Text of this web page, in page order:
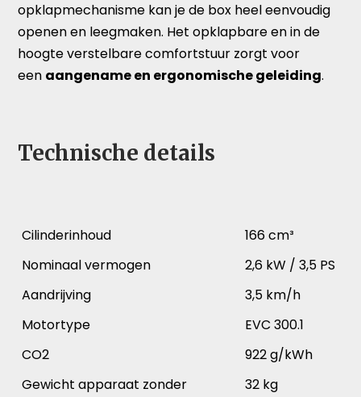
opklapmechanisme kan je de box heel eenvoudig
openen en leegmaken. Het opklapbare en in de
hoogte verstelbare comfortstuur zorgt voor
een aangename en ergonomische geleiding.
Technische details
Cilinderinhoud
166 cm³
Nominaal vermogen
2,6 kW / 3,5 PS
Aandrijving
3,5 km/h
Motortype
EVC 300.1
CO2
922 g/kWh
Gewicht apparaat zonder
32 kg